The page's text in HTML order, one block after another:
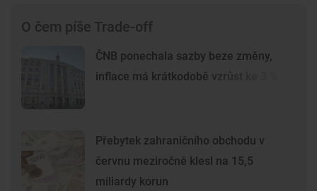
O čem píše Trade-off
ČNB ponechala sazby beze změny,
inflace má krátkodobě vzrůst ke 3 %
Přebytek zahraničního obchodu v
červnu meziročně klesl na 15,5
miliardy korun